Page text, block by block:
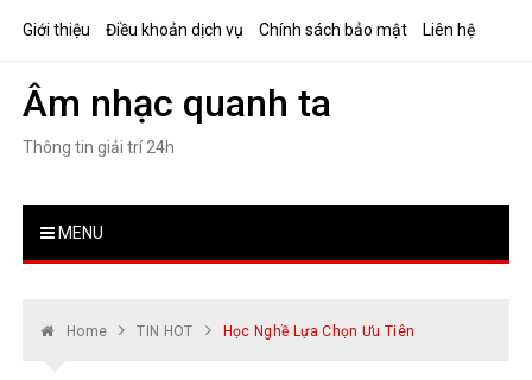
Giới thiệu Điều khoản dịch vụ Chính sách bảo mật Liên hệ
Âm nhạc quanh ta
Thông tin giải trí 24h
MENU
Home TIN HOT Học Nghề Lựa Chọn Ưu Tiên